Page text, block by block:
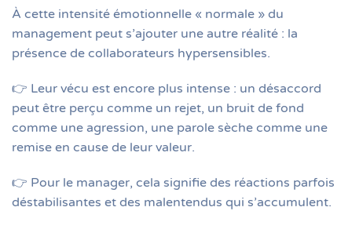
À cette intensité émotionnelle « normale » du
management peut s’ajouter une autre réalité : la
présence de collaborateurs hypersensibles.
👉 Leur vécu est encore plus intense : un désaccord
peut être perçu comme un rejet, un bruit de fond
comme une agression, une parole sèche comme une
remise en cause de leur valeur.
👉 Pour le manager, cela signifie des réactions parfois
déstabilisantes et des malentendus qui s’accumulent.